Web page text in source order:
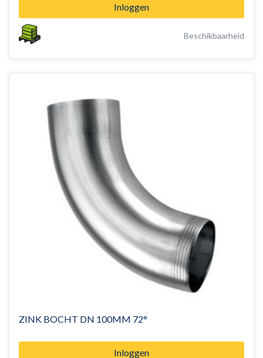
Inloggen
Beschikbaarheid
ZINK BOCHT DN 100MM 72°
Inloggen